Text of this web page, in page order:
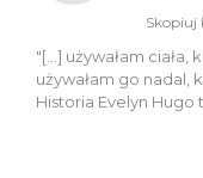
Skopiuj
"[...] używałam ciała,
używałam go nadal,
Historia Evelyn Hugo